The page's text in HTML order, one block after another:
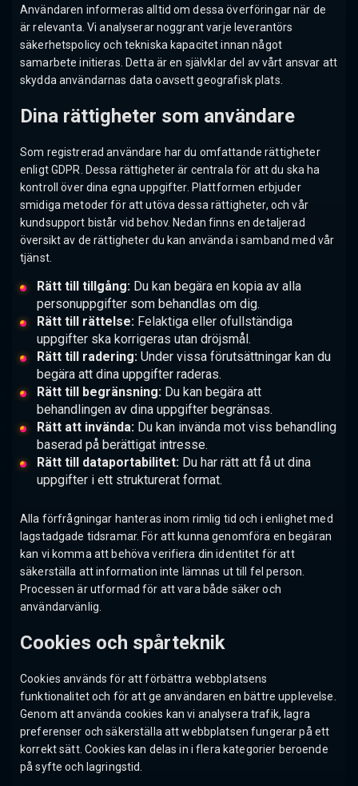
Användaren informeras alltid om dessa överföringar när de
är relevanta. Vi analyserar noggrant varje leverantörs
säkerhetspolicy och tekniska kapacitet innan något
samarbete initieras. Detta är en självklar del av vårt ansvar att
skydda användarnas data oavsett geografisk plats.
Dina rättigheter som användare
Som registrerad användare har du omfattande rättigheter
enligt GDPR. Dessa rättigheter är centrala för att du ska ha
kontroll över dina egna uppgifter. Plattformen erbjuder
smidiga metoder för att utöva dessa rättigheter, och vår
kundsupport bistår vid behov. Nedan finns en detaljerad
översikt av de rättigheter du kan använda i samband med vår
tjänst.
Rätt till tillgång:Du kan begära en kopia av alla
personuppgifter som behandlas om dig.
Rätt till rättelse:Felaktiga eller ofullständiga
uppgifter ska korrigeras utan dröjsmål.
Rätt till radering:Under vissa förutsättningar kan du
begära att dina uppgifter raderas.
Rätt till begränsning:Du kan begära att
behandlingen av dina uppgifter begränsas.
Rätt att invända:Du kan invända mot viss behandling
baserad på berättigat intresse.
Rätt till dataportabilitet:Du har rätt att få ut dina
uppgifter i ett strukturerat format.
Alla förfrågningar hanteras inom rimlig tid och i enlighet med
lagstadgade tidsramar. För att kunna genomföra en begäran
kan vi komma att behöva verifiera din identitet för att
säkerställa att information inte lämnas ut till fel person.
Processen är utformad för att vara både säker och
användarvänlig.
Cookies och spårteknik
Cookies används för att förbättra webbplatsens
funktionalitet och för att ge användaren en bättre upplevelse.
Genom att använda cookies kan vi analysera trafik, lagra
preferenser och säkerställa att webbplatsen fungerar på ett
korrekt sätt. Cookies kan delas in i flera kategorier beroende
på syfte och lagringstid.